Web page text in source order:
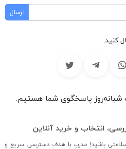
کنید.
انتخاب و خرید آنلاین
سلامتی باشید! مدرپ با هدف دسترسی سریع و